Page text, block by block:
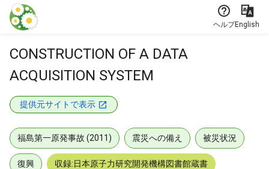
本文に飛ぶ
ヘルプEnglish
CONSTRUCTION OF A DATA
ACQUISITION SYSTEM
提供元サイトで表示
福島第一原発事故 (2011) 震災への備え 被災状況
復興 収録:日本原子力研究開発機構図書館蔵書